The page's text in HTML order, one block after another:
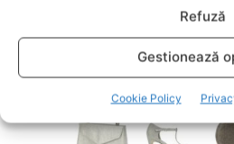
Refuză
Gestionează
Cookie Policy
tine?